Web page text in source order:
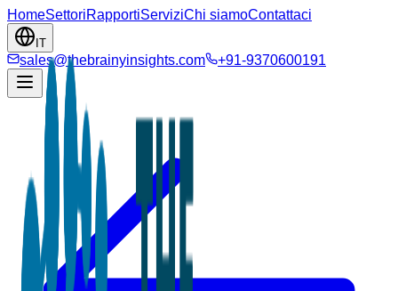
HomeSettoriRapportiServiziChi siamoContattaci
IT
sales@thebrainyinsights.com +91-9370600191